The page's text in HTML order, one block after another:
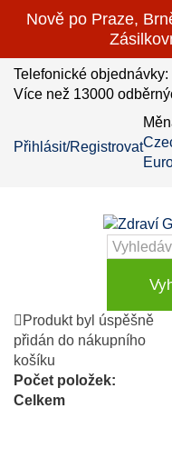
Nově po Praze,
Telefonické objednávky:
Více než 13000
Přihlásit/Registrovat
Produkt byl úspěšně
přidán do nákupního
košíku
Počet položek:
Celkem